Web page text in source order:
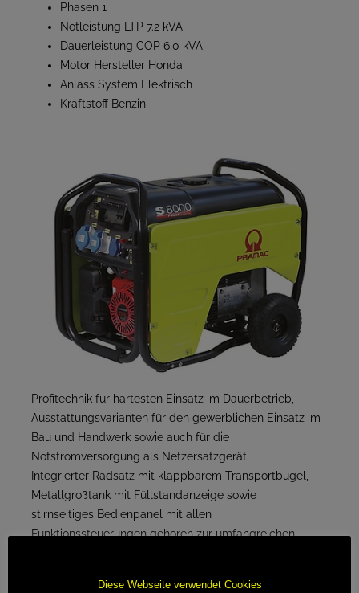
Phasen 1
Notleistung LTP 7.2 kVA
Dauerleistung COP 6.0 kVA
Motor Hersteller Honda
Anlass System Elektrisch
Kraftstoff Benzin
Profitechnik für härtesten Einsatz im Dauerbetrieb,
Ausstattungsvarianten für den gewerblichen Einsatz im
Bau und Handwerk sowie auch für die
Notstromversorgung als Netzersatzgerät.
Integrierter Radsatz mit klappbarem Transportbügel,
Metallgroßtank mit Füllstandanzeige sowie
stirnseitiges Bedienpanel mit allen
Funktionssteuerungen gehören zur umfangreichen
Diese Webseite verwendet Cookies